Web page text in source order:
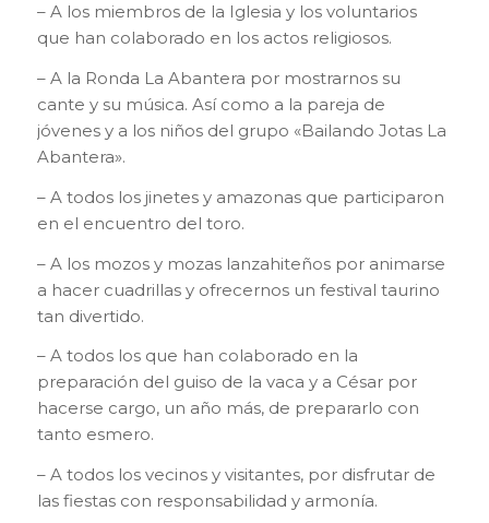
– A los miembros de la Iglesia y los voluntarios
que han colaborado en los actos religiosos.
– A la Ronda La Abantera por mostrarnos su
cante y su música. Así como a la pareja de
jóvenes y a los niños del grupo «Bailando Jotas La
Abantera».
– A todos los jinetes y amazonas que participaron
en el encuentro del toro.
– A los mozos y mozas lanzahiteños por animarse
a hacer cuadrillas y ofrecernos un festival taurino
tan divertido.
– A todos los que han colaborado en la
preparación del guiso de la vaca y a César por
hacerse cargo, un año más, de prepararlo con
tanto esmero.
– A todos los vecinos y visitantes, por disfrutar de
las fiestas con responsabilidad y armonía.